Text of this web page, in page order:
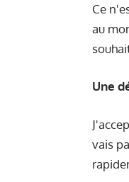
Ce
au
Une
vais